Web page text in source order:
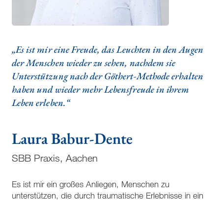
„Es ist mir eine Freude, das Leuchten in den Augen
der Menschen wieder zu sehen, nachdem sie
Unterstützung nach der Göthert-Methode erhalten
haben und wieder mehr Lebensfreude in ihrem
Leben erleben.“
Laura Babur-Dente
SBB Praxis, Aachen
Es ist mir ein großes Anliegen, Menschen zu
unterstützen, die durch traumatische Erlebnisse in ein